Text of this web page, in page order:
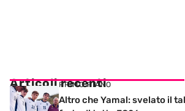
Articoli recenti
PRIMO PIANO
Altro che Yamal: svelato il